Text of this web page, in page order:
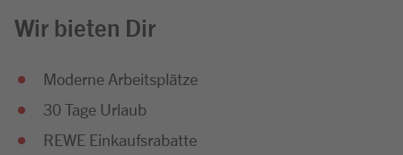
Wir bieten Dir
Moderne Arbeitsplätze
30 Tage Urlaub
REWE Einkaufsrabatte